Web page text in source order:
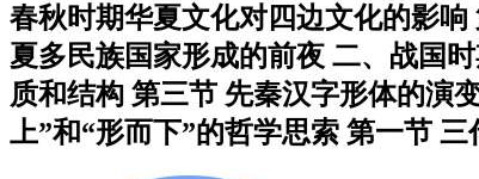
春秋时期华夏文化对四边文化的影
夏多民族国家形成的前夜 二、战国
质和结构 第三节 先秦汉字形体的演
上”和“形而下”的哲学思索 第一节 三